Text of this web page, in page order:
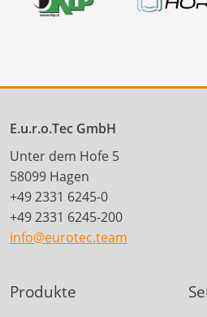
E.u.r.o.Tec GmbH
Unter dem Hofe 5
58099 Hagen
+49 2331 6245-0
+49 2331 6245-200
info@eurotec.team
Produkte